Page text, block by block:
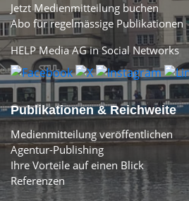
Jetzt Medienmitteilung buchen
Abo für regelmässige Publikationen
HELP Media AG in Social Networks
Publikationen & Reichweite
Medienmitteilung veröffentlichen
Agentur-Publishing
Ihre Vorteile auf einen Blick
Referenzen